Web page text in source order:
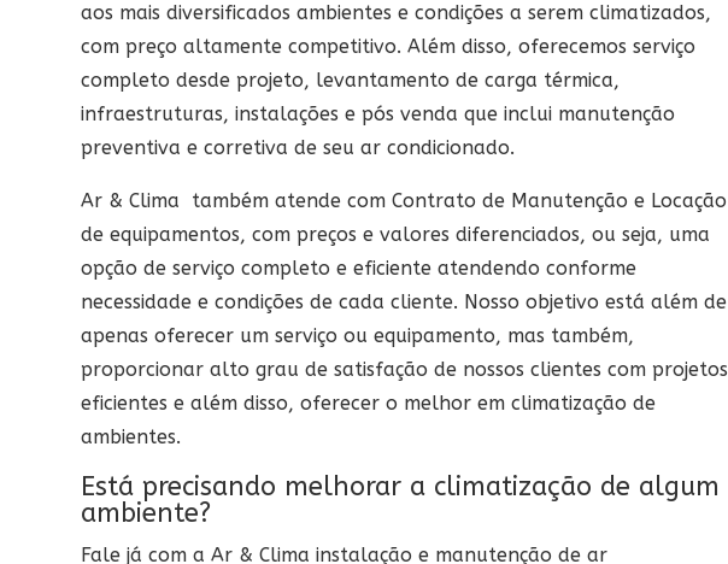
aos mais diversificados ambientes e condições a serem climatizados,
com preço altamente competitivo. Além disso, oferecemos serviço
completo desde projeto, levantamento de carga térmica,
infraestruturas, instalações e pós venda que inclui manutenção
preventiva e corretiva de seu ar condicionado.
Ar & Clima também atende com Contrato de Manutenção e Locação
de equipamentos, com preços e valores diferenciados, ou seja, uma
opção de serviço completo e eficiente atendendo conforme
necessidade e condições de cada cliente. Nosso objetivo está além de
apenas oferecer um serviço ou equipamento, mas também,
proporcionar alto grau de satisfação de nossos clientes com projetos
eficientes e além disso, oferecer o melhor em climatização de
ambientes.
Está precisando melhorar a climatização de algum
ambiente?
Fale já com a Ar & Clima instalação e manutenção de ar